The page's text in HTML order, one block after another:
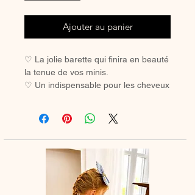
Ajouter au panier
♡ La jolie barette qui finira en beauté
la tenue de vos minis.
♡ Un indispensable pour les cheveux
glisse pas, même sur les cheveux les
Pince crocodile 45 mm
Dimension noeud à plat environ 85
mm x 75 mm